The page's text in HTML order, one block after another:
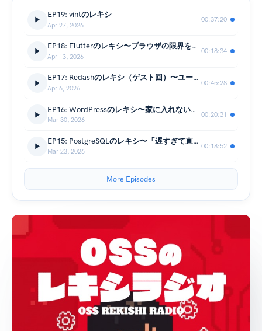
EP19: vintのレキシ
Apr 27, 2026
00:37:20
EP18: Flutterのレキシ〜ブラウザの限界を知り尽くしたから、全部捨てられた〜
Apr 13, 2026
00:18:34
EP17: Redashのレキシ（ゲスト回）〜ユーザーからコミッターへ〜
Apr 6, 2026
00:45:28
EP16: WordPressのレキシ〜家に入れない夜に公開された、世界を変えるソフトウェア〜
Mar 30, 2026
00:20:31
EP15: PostgreSQLのレキシ〜「遅すぎて直せない」から始まった40年の革命〜
Mar 23, 2026
00:18:52
More Episodes